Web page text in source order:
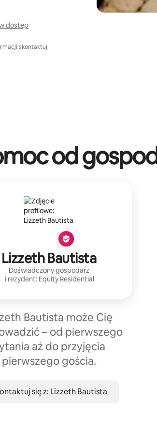
dostęp
skontaktuj
od
Lizzeth Bautista
Doświadczony gospodarz
i rezydent: Equity Residential
Bautista może Cię
– od pierwszego
aż do przyjęcia
pierwszego gościa.
się z: Lizzeth Bautista